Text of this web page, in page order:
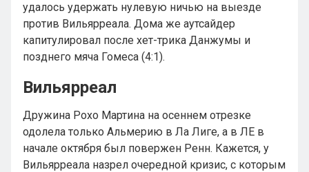
удалось удержать нулевую ничью на выезде
против Вильярреала. Дома же аутсайдер
капитулировал после хет-трика Данжумы и
позднего мяча Гомеса (4:1).
Вильярреал
Дружина Рохо Мартина на осеннем отрезке
одолела только Альмерию в Ла Лиге, а в ЛЕ в
начале октября был повержен Ренн. Кажется, у
Вильярреала назрел очередной кризис, с которым